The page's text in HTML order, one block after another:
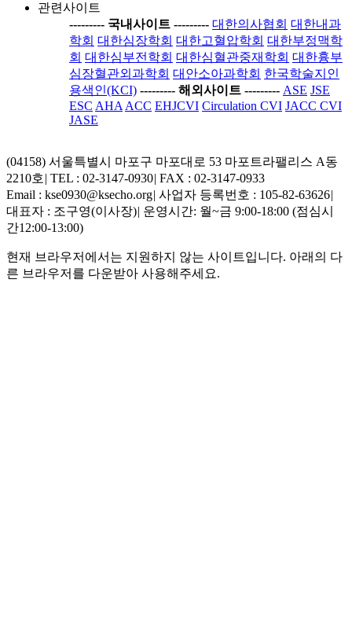
관련사이트
--------- 국내사이트 --------- 대한의사협회 대한내과
학회 대한심장학회 대한고혈압학회 대한부정맥학
회 대한심부전학회 대한심혈관중재학회 대한흉부
심장혈관외과학회 대안소아과학회 한국학술지인
용색인(KCI) --------- 해외사이트 --------- ASE JSE
ESC AHA ACC EHJCVI Circulation CVI JACC CVI
JASE
(04158) 서울특별시 마포구 마포대로 53 마포트라팰리스 A동
2210호 | TEL : 02-3147-0930| FAX : 02-3147-0933
Email : kse0930@ksecho.org| 사업자 등록번호 : 105-82-63626|
대표자 : 조구영(이사장)| 운영시간: 월~금 9:00-18:00 (점심시
간12:00-13:00)
현재 브라우저에서는 지원하지 않는 사이트입니다. 아래의 다
른 브라우저를 다운받아 사용해주세요.